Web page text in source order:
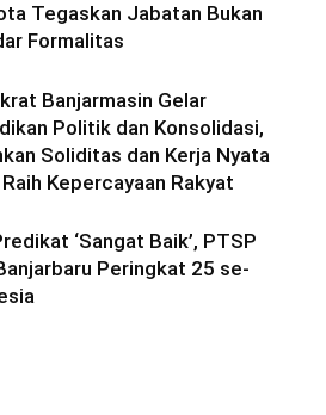
Tegaskan Jabatan Bukan
Formalitas
Banjarmasin Gelar
Politik dan Konsolidasi,
Soliditas dan Kerja Nyata
Kepercayaan Rakyat
‘Sangat Baik’, PTSP
Peringkat 25 se-